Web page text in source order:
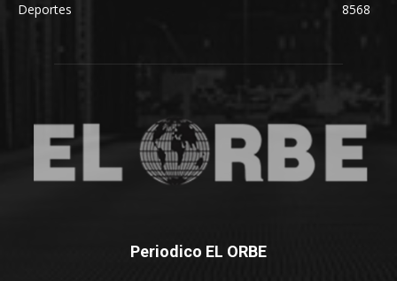
Deportes
8568
Periodico EL ORBE